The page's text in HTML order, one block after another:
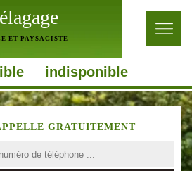
ET PAYSAGISTE
indisponible
GRATUITEMENT